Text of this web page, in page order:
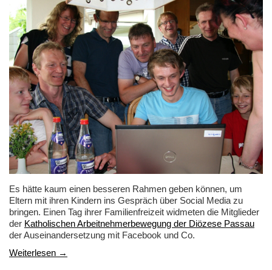
Es hätte kaum einen besseren Rahmen geben können, um
Eltern mit ihren Kindern ins Gespräch über Social Media zu
bringen. Einen Tag ihrer Familienfreizeit widmeten die Mitglieder
der Katholischen Arbeitnehmerbewegung der Diözese Passau
der Auseinandersetzung mit Facebook und Co.
Weiterlesen →